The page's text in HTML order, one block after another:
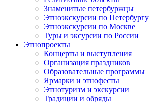
Знаменитые петербуржцы
Этноэкскурсии по Петербургу
Этноэкскурсии по Москве
Туры и эксурсии по России
Этнопроекты
Концерты и выступления
Организация праздников
Образовательные программы
Ярмарки и этнофесты
Этнотуризм и экскурсии
Традиции и обряды